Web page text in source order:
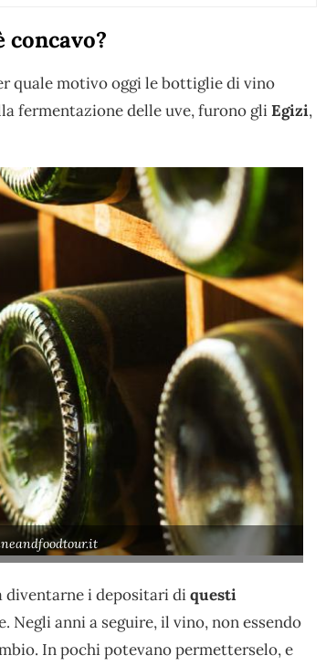
quale motivo oggi le bottiglie di vino
fermentazione delle uve, furono gliEgizi,
diventarne i depositari diquesti
Negli anni a seguire, il vino, non essendo
In pochi potevano permetterselo, e